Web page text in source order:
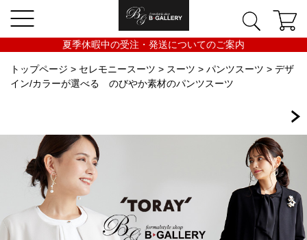
夏季休暇中の受注・発送についてのご案内
トップページ > セレモニースーツ > スーツ > パンツスーツ > デザ
イン/カラーが選べる のびやか素材のパンツスーツ